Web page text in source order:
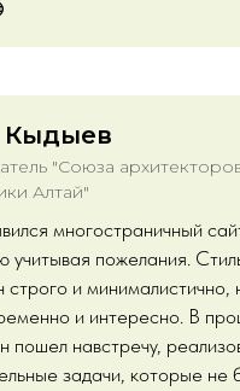
"Союза
Алтай"
многостраничный
учитывая пожелания.
строго и минималистично,
и интересно. В
пошел навстречу,
задачи, которые не